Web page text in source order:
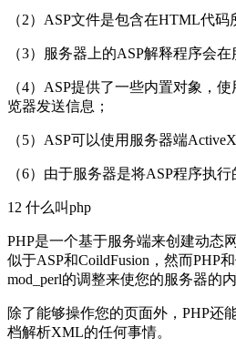
（2）ASP文件是包含在HTML代
（3）服务器上的ASP解释程序会
（4）ASP提供了一些内置对象，
览器发送信息；
（5）ASP可以使用服务器端
（6）由于服务器是将ASP程序执
12 什么叫php
PHP是一个基于服务端来创建动态
似于ASP和CoildFusion，然而
mod_perl的调整来使您的服务器的
除了能够操作您的页面外，PHP还
档解析XML的任何事情。